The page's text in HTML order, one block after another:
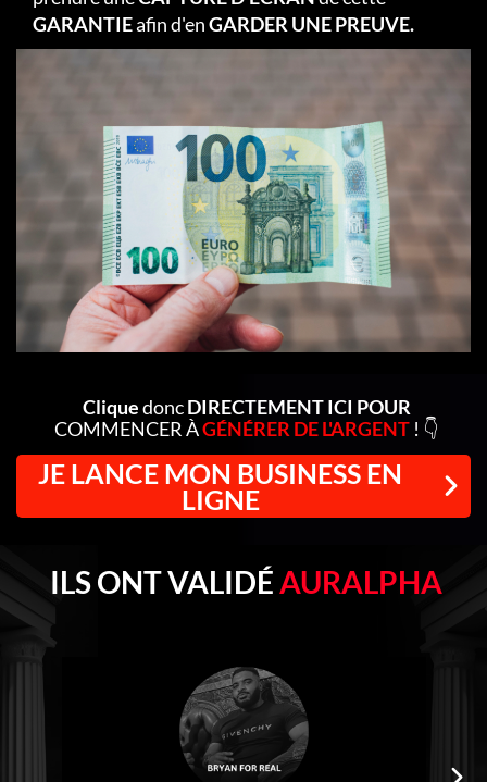
GARANTIEafin d'enGARDER UNE PREUVE.
CliquedoncDIRECTEMENT ICI POUR
COMMENCER ÀGÉNÉRER DE L'ARGENT ! 👇
JE LANCE MON BUSINESS EN
LIGNE
ILS ONT VALIDÉ AURALPHA